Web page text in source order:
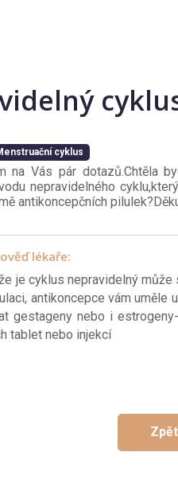
cyklus
na Vás pár dotazů.Chtěla
nepravidelného
antikoncepčních
lékaře:
je cyklus nepravidelný
antikoncepce vám uměle
gestageny nebo i
tablet nebo injekcí